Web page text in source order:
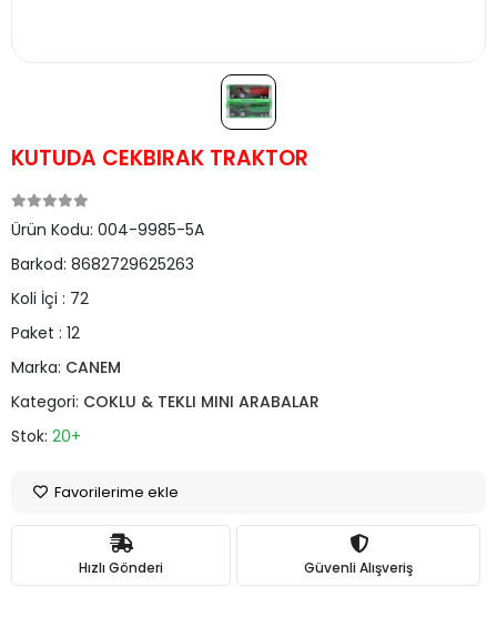
KUTUDA CEKBIRAK TRAKTOR
Ürün Kodu: 004-9985-5A
Barkod: 8682729625263
Koli İçi : 72
Paket : 12
Marka: CANEM
Kategori: COKLU & TEKLI MINI ARABALAR
Stok: 20+
Favorilerime ekle
Hızlı Gönderi Güvenli Alışveriş